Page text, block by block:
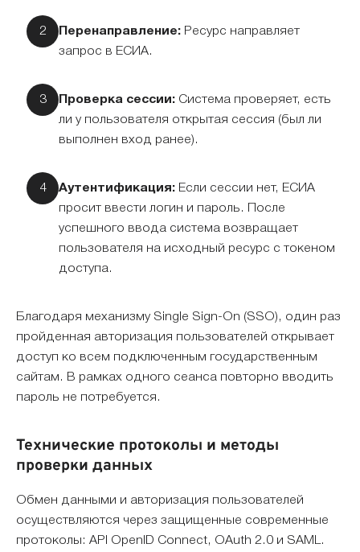
Перенаправление: Ресурс направляет
запрос в ЕСИА.
Проверка сессии: Система проверяет, есть
ли у пользователя открытая сессия (был ли
выполнен вход ранее).
Аутентификация: Если сессии нет, ЕСИА
просит ввести логин и пароль. После
успешного ввода система возвращает
пользователя на исходный ресурс с токеном
доступа.
Благодаря механизму Single Sign-On (SSO), один раз
пройденная авторизация пользователей открывает
доступ ко всем подключенным государственным
сайтам. В рамках одного сеанса повторно вводить
пароль не потребуется.
Технические протоколы и методы
проверки данных
Обмен данными и авторизация пользователей
осуществляются через защищенные современные
протоколы: API OpenID Connect, OAuth 2.0 и SAML.